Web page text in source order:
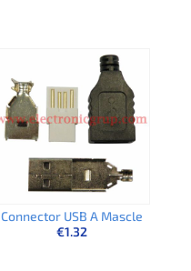
Connector USB A Mascle
€1.32